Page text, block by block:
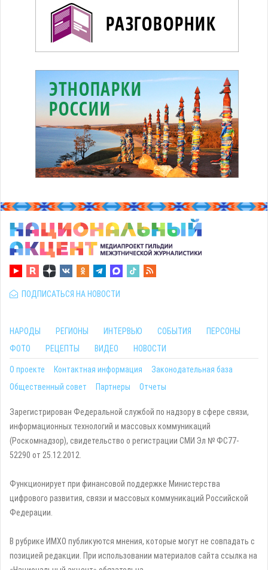
ПОДПИСАТЬСЯ НА НОВОСТИ
НАРОДЫ РЕГИОНЫ ИНТЕРВЬЮ СОБЫТИЯ
ПЕРСОНЫ
ФОТО
РЕЦЕПТЫ ВИДЕО НОВОСТИ
О проекте Контактная информация
Законодательная база
Общественный совет
Партнеры Отчеты
Зарегистрирован Федеральной службой по надзору в сфере связи,
информационных технологий и массовых коммуникаций
(Роскомнадзор), свидетельство о регистрации СМИ Эл № ФС77-
52290 от 25.12.2012.
Функционирует при финансовой поддержке Министерства
цифрового развития, связи и массовых коммуникаций Российской
Федерации.
В рубрике ИМХО публикуются мнения, которые могут не совпадать с
позицией редакции. При использовании материалов сайта ссылка на